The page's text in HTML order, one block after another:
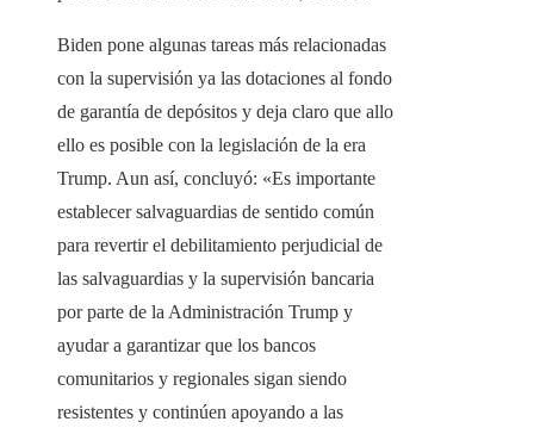
Biden pone algunas tareas más relacionadas
con la supervisión ya las dotaciones al fondo
de garantía de depósitos y deja claro que allo
ello es posible con la legislación de la era
Trump. Aun así, concluyó: «Es importante
establecer salvaguardias de sentido común
para revertir el debilitamiento perjudicial de
las salvaguardias y la supervisión bancaria
por parte de la Administración Trump y
ayudar a garantizar que los bancos
comunitarios y regionales sigan siendo
resistentes y continúen apoyando a las